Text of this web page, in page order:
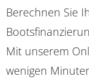
Berechnen Sie
Mit unserem
wenigen